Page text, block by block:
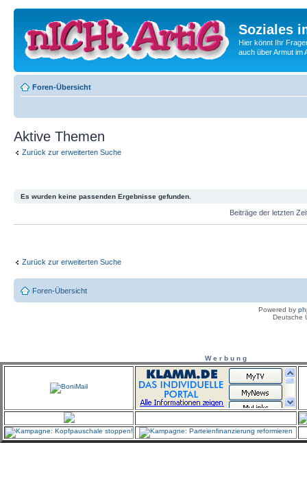
Soziales
Hier könnt Ihr
auch über Armut im
Foren-Übersicht
Aktive Themen
Zurück zur erweiterten Suche
Es wurden keine passenden Ergebnisse gefunden.
Beiträge der letzten
Zurück zur erweiterten Suche
Foren-Übersicht
Powered by
Deutsche
W e r b u n g